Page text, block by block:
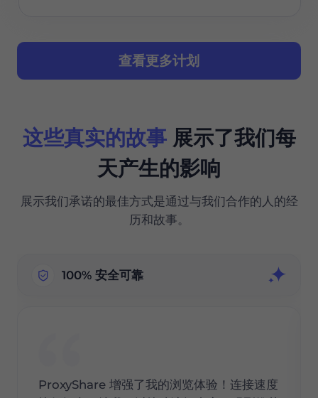
查看更多计划
这些真实的故事展示了我们每
天产生的影响
展示我们承诺的最佳方式是通过与我们合作的人的经
历和故事。
100% 安全可靠
ProxyShare 增强了我的浏览体验！连接速度